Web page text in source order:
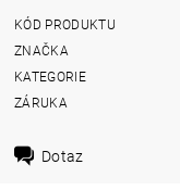
KÓD PRODUKTU
ZNAČKA
KATEGORIE
ZÁRUKA
Dotaz